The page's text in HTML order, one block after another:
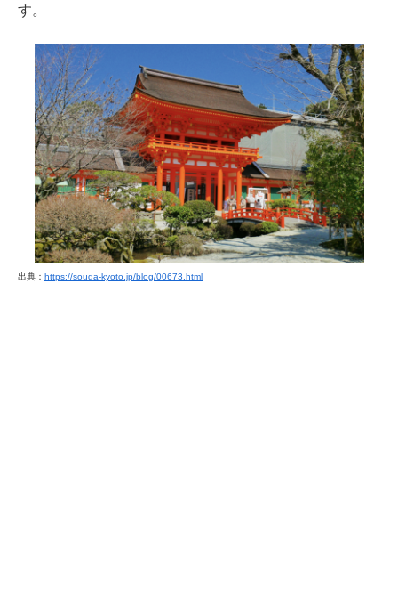
す。
出典： https://souda-kyoto.jp/blog/00673.html